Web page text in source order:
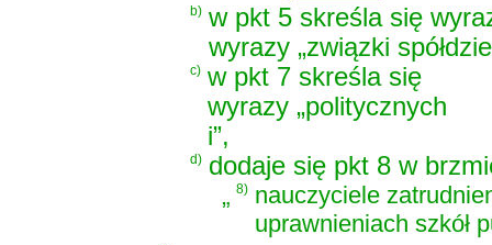
b) w pkt 5 skreśla się
wyrazy „związki
c) w pkt 7 skreśla się
wyrazy „politycznych
i”,
d) dodaje się pkt 8 w
„8) nauczyciele
uprawnieniach szkół